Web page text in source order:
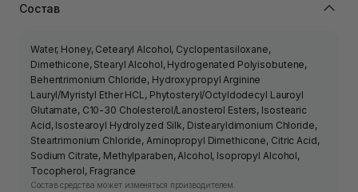
Состав
Water, Honey, Cetearyl Alcohol, Cyclopentasiloxane,
Dimethicone, Stearyl Alcohol, Hydrogenated Polyisobutene,
Behentrimonium Chloride, Hydroxypropyl Arginine
Lauryl/Myristyl Ether HCL, Phytosteryl/Octyldodecyl Lauroyl
Glutamate, C10-30 Cholesterol/Lanosterol Esters, Isostearic
Acid, Isostearoyl Hydrolyzed Silk, Distearyldimonium Chloride,
Steartrimonium Chloride, Aminopropyl Dimethicone, Citric Acid,
Sodium Citrate, Methylparaben, Alcohol, Isopropyl Alcohol,
Tocopherol, Fragrance
Состав средства может изменяться производителем.